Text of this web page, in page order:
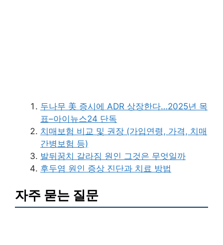
두나무 美 증시에 ADR 상장한다…2025년 목
표–아이뉴스24 단독
치매보험 비교 및 권장 (가입연령, 가격, 치매
간병보험 등)
발뒤꿈치 갈라짐 원인 그것은 무엇일까
후두염 원인 증상 진단과 치료 방법
자주 묻는 질문